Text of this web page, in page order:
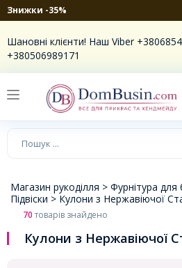
Знижки -35%
Шановні клієнти! Наш Viber
+380506989171
Магазин рукоділля > Фурнітура для
Підвіски > Кулони з Нержавіючої
70товарів знайдено
Кулони з Нержавіючої